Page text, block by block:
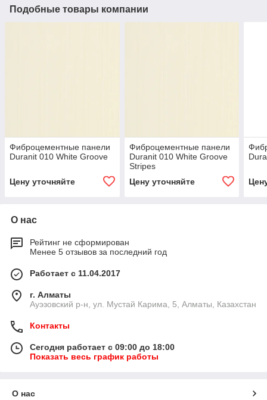
Подобные товары компании
Фиброцементные панели
Duranit 010 White Groove
Цену уточняйте
Фиброцементные панели
Duranit 010 White Groove
Stripes
Цену уточняйте
О нас
Рейтинг не сформирован
Менее 5 отзывов за последний год
Работает с 11.04.2017
г. Алматы
​Ауэзовский р-н, ул. Мустай Карима, 5, Алматы, Казахстан
Контакты
Сегодня работает с 09:00 до 18:00
Показать весь график работы
О нас